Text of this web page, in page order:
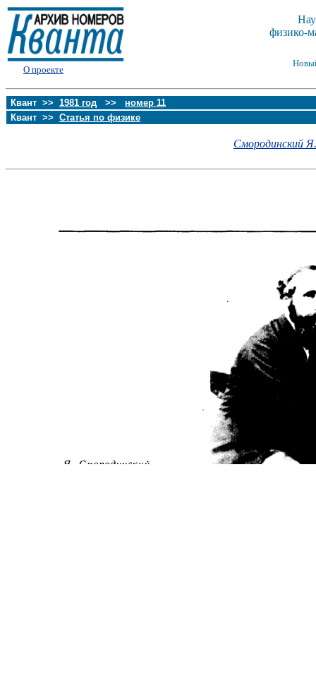
О проекте
физико-
Квант >> 1981 год >> номер 11
Квант >> Статья по физике
Смородинский